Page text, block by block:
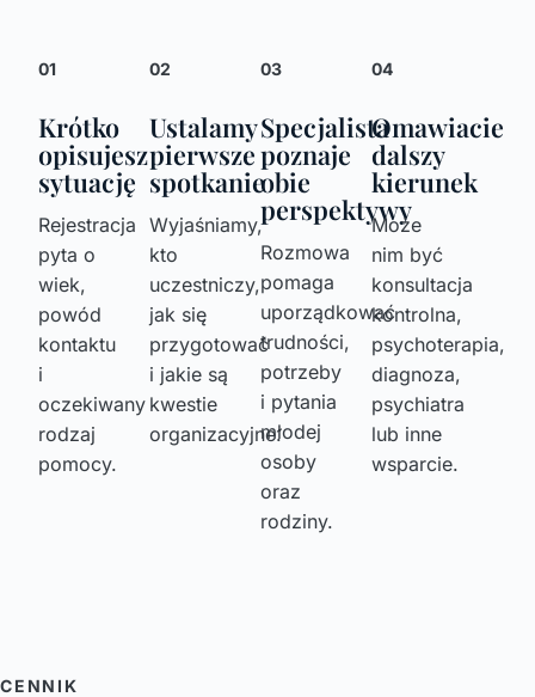
01
Krótko
opisujesz
sytuację
Rejestracja
pyta o
wiek,
powód
kontaktu
i
oczekiwany
rodzaj
pomocy.
02
Ustalamy
pierwsze
spotkanie
Wyjaśniamy,
kto
uczestniczy,
jak się
przygotować
i jakie są
kwestie
organizacyjne.
03
Specjalista
poznaje
obie
perspektywy
Rozmowa
pomaga
uporządkować
trudności,
potrzeby
i pytania
młodej
osoby
oraz
rodziny.
04
Omawiacie
dalszy
kierunek
Może
nim być
konsultacja
kontrolna,
psychoterapia,
diagnoza,
psychiatra
lub inne
wsparcie.
CENNIK